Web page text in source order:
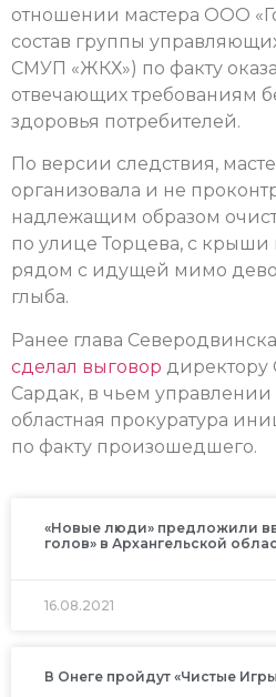
отношении мастера ООО
состав группы
СМУП «ЖКХ») по факту
отвечающих требованиям
здоровья потребителей.
По версии следствия,
организовала и не
надлежащим образом
по улице Торцева, с крыши
рядом с идущей мимо
глыба.
Ранее глава
сделал выговор
Сардак, в чьем управлении
областная прокуратура
по факту произошедшего.
«Новые люди» предложили
голов» в Архангельской
16.08.2021
В Онеге пройдут «Чистые